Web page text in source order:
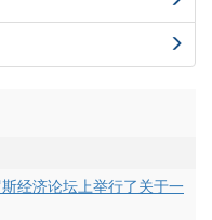
经济论坛上举行了关于一